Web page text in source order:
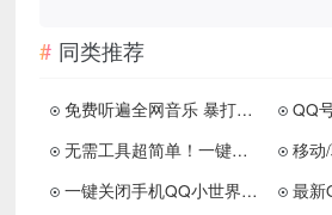
同类推荐
免费听遍全网音乐 暴打某Q某易云
无需工具超简单！一键删除QQ单项好友
一键关闭手机QQ小世界功能 不显示栏目